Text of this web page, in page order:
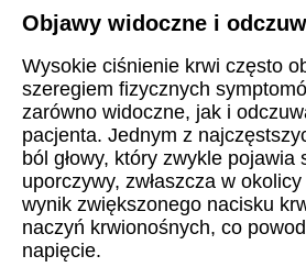
Objawy widoczne i
Wysokie ciśnienie krwi często
szeregiem fizycznych
zarówno widoczne, jak i
pacjenta. Jednym z
ból głowy, który zwykle pojawia
uporczywy, zwłaszcza w
wynik zwiększonego nacisku
naczyń krwionośnych, co
napięcie.